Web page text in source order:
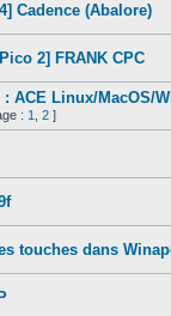
Cadence (Abalore)
2] FRANK CPC
: ACE Linux/MacOS/
: 1 2 ]
touches dans